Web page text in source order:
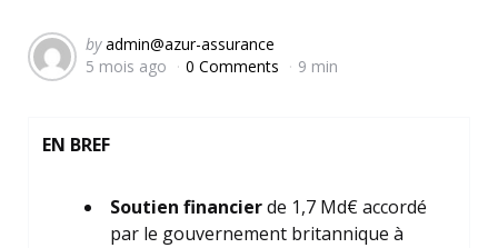
Posted
by
by admin@azur-assurance
5 mois ago
0 Comments 9 min
EN BREF
Soutien financierde 1,7 Md€ accordé
par le gouvernement britannique à